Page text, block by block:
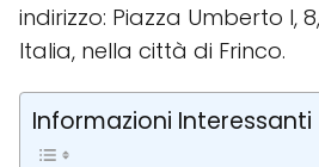
indirizzo: Piazza Umberto I,
Italia, nella città di Frinco.
Informazioni Interessanti